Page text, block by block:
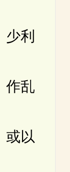
利
乱
以